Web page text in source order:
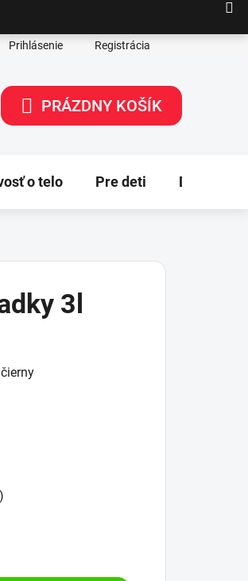
Prihlásenie Registrácia
NÁKUPNÝ
PRÁZDNY KOŠÍK
o telo Pre deti Dekorácie
3l